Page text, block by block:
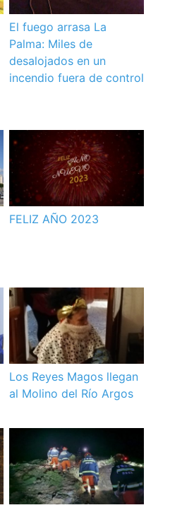
El fuego arrasa La
Palma: Miles de
desalojados en un
incendio fuera de control
FELIZ AÑO 2023
Los Reyes Magos llegan
al Molino del Río Argos